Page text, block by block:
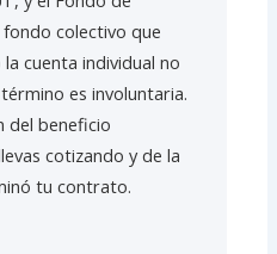
colectivo que
cuenta individual no
es involuntaria.
del beneficio
cotizando y de la
tu contrato.